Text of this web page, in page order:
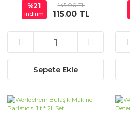
%21
indirim
145,00 TL
115,00 TL
Sepete Ekle